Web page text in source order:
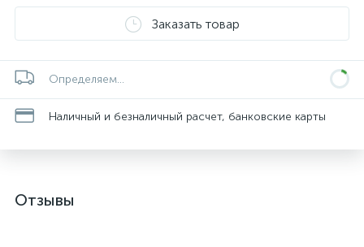
Заказать товар
Определяем...
Наличный и безналичный расчет, банковские карты
Отзывы